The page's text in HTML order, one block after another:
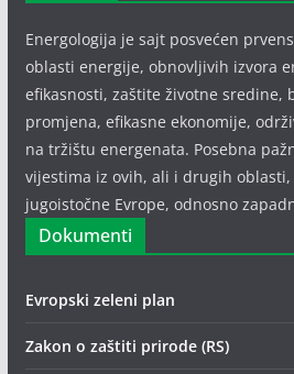
Energologija je sajt posvećen
oblasti energije, obnovljivih izvora
efikasnosti, zaštite životne sredine,
promjena, efikasne ekonomije,
na tržištu energenata. Posebna
vijestima iz ovih, ali i drugih
jugoistočne Evrope, odnosno
Dokumenti
Evropski zeleni plan
Zakon o zaštiti prirode (RS)